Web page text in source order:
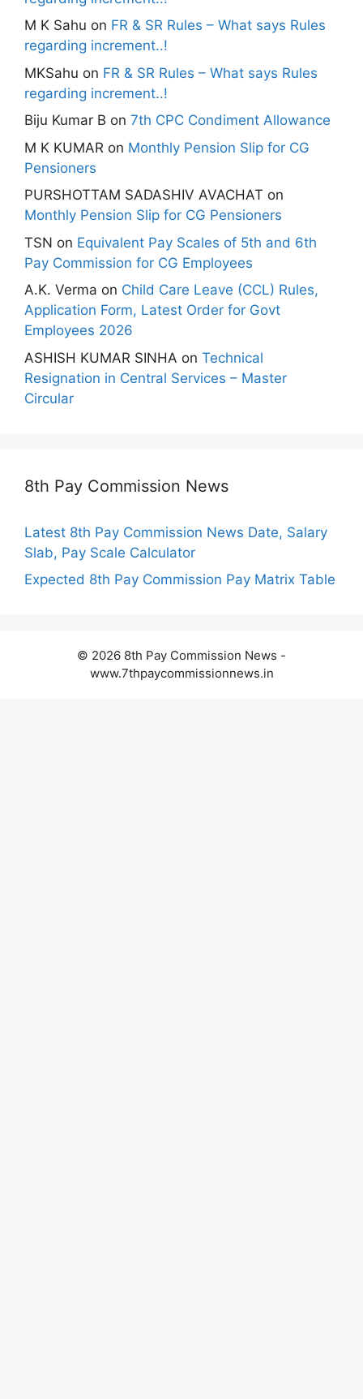
M K Sahu on FR & SR Rules – What says Rules
regarding increment..!
MKSahu on FR & SR Rules – What says Rules
regarding increment..!
Biju Kumar B on 7th CPC Condiment Allowance
M K KUMAR on Monthly Pension Slip for CG
Pensioners
PURSHOTTAM SADASHIV AVACHAT on
Monthly Pension Slip for CG Pensioners
TSN on Equivalent Pay Scales of 5th and 6th
Pay Commission for CG Employees
A.K. Verma on Child Care Leave (CCL) Rules,
Application Form, Latest Order for Govt
Employees 2026
ASHISH KUMAR SINHA on Technical
Resignation in Central Services – Master
Circular
8th Pay Commission News
Latest 8th Pay Commission News Date, Salary
Slab, Pay Scale Calculator
Expected 8th Pay Commission Pay Matrix Table
© 2026 8th Pay Commission News -
www.7thpaycommissionnews.in